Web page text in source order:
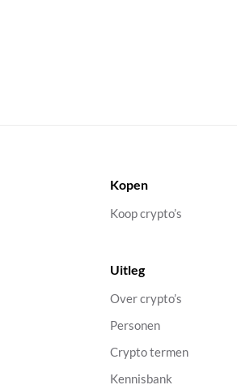
Kopen
Koop crypto’s
Uitleg
Over crypto’s
Personen
Crypto termen
Kennisbank